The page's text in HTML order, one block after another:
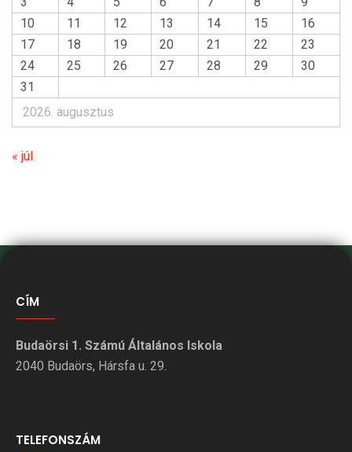
2026. augusztus
10
11 12 13 14 15
16
17
18 19 20 21 22
23
24
25 26 27 28 29
30
31
« júl
CÍM
Budaörsi 1. Számú Általános Iskola
2040 Budaörs, Hársfa u. 29.
TELEFONSZÁM